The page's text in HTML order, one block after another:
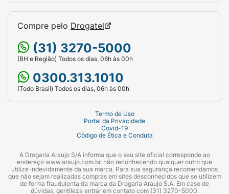
Compre pelo Drogatel
(31) 3270-5000
(BH e Região) Todos os dias, 06h às 00h
0300.313.1010
(Todo Brasil) Todos os dias, 06h às 00h
Termo de Uso
Portal da Privacidade
Covid-19
Código de Ética e Conduta
A Drogaria Araujo S/A informa que o seu site oficial corresponde ao
endereço www.araujo.com.br, não reconhecendo qualquer outro que
utilize indevidamente da sua marca. Para sua segurança recomendamos
que não sejam realizadas compras em sites desconhecidos que se utilizem
de forma fraudulenta da marca da Drogaria Araujo S.A. Em caso de
dúvidas, gentileza entrar em contato com (31) 3270-5000.